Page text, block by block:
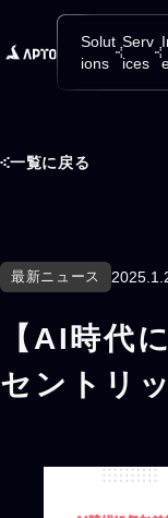
Solut
ions
Serv
ices
一覧に戻る
最新ニュース
【AI時代
セントリ